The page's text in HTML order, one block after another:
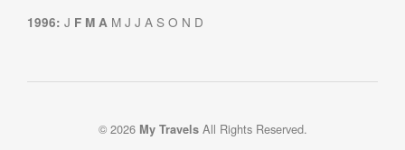
1996: J F M A M J J A S O N D
© 2026 My TravelsAll Rights Reserved.